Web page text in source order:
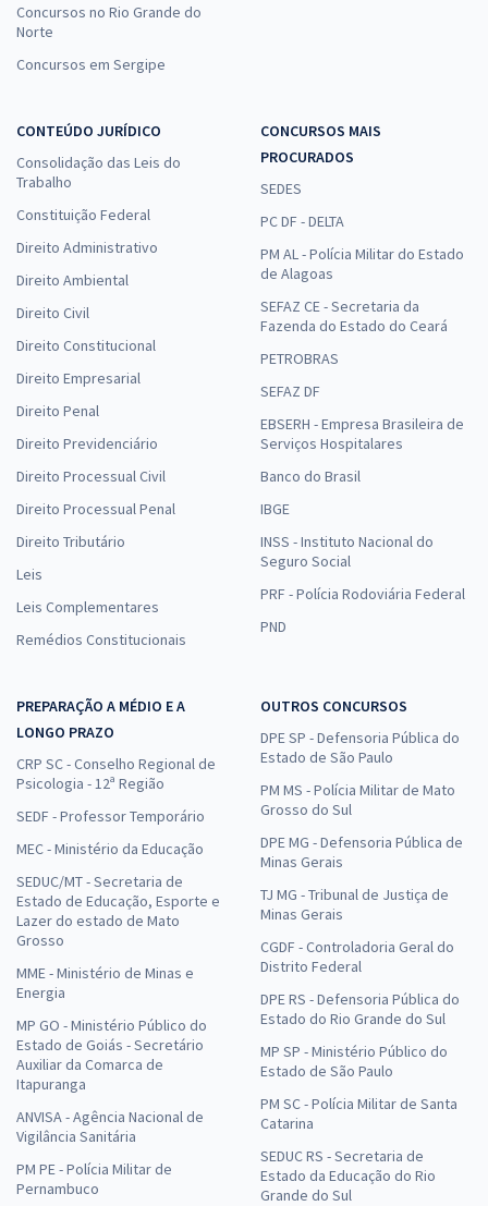
Concursos no Rio Grande do
Norte
Concursos em Sergipe
CONTEÚDO JURÍDICO
Consolidação das Leis do
Trabalho
Constituição Federal
Direito Administrativo
Direito Ambiental
Direito Civil
Direito Constitucional
Direito Empresarial
Direito Penal
Direito Previdenciário
Direito Processual Civil
Direito Processual Penal
Direito Tributário
Leis
Leis Complementares
Remédios Constitucionais
CONCURSOS MAIS
PROCURADOS
SEDES
PC DF - DELTA
PM AL - Polícia Militar do Estado
de Alagoas
SEFAZ CE - Secretaria da
Fazenda do Estado do Ceará
PETROBRAS
SEFAZ DF
EBSERH - Empresa Brasileira de
Serviços Hospitalares
Banco do Brasil
IBGE
INSS - Instituto Nacional do
Seguro Social
PRF - Polícia Rodoviária Federal
PND
PREPARAÇÃO A MÉDIO E A
LONGO PRAZO
CRP SC - Conselho Regional de
Psicologia - 12ª Região
SEDF - Professor Temporário
MEC - Ministério da Educação
SEDUC/MT - Secretaria de
Estado de Educação, Esporte e
Lazer do estado de Mato
Grosso
MME - Ministério de Minas e
Energia
MP GO - Ministério Público do
Estado de Goiás - Secretário
Auxiliar da Comarca de
Itapuranga
ANVISA - Agência Nacional de
Vigilância Sanitária
PM PE - Polícia Militar de
Pernambuco
OUTROS CONCURSOS
DPE SP - Defensoria Pública do
Estado de São Paulo
PM MS - Polícia Militar de Mato
Grosso do Sul
DPE MG - Defensoria Pública de
Minas Gerais
TJ MG - Tribunal de Justiça de
Minas Gerais
CGDF - Controladoria Geral do
Distrito Federal
DPE RS - Defensoria Pública do
Estado do Rio Grande do Sul
MP SP - Ministério Público do
Estado de São Paulo
PM SC - Polícia Militar de Santa
Catarina
SEDUC RS - Secretaria de
Estado da Educação do Rio
Grande do Sul